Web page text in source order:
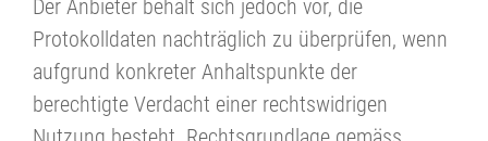
Der Anbieter behält sich jedoch vor, die
Protokolldaten nachträglich zu überprüfen, wenn
aufgrund konkreter Anhaltspunkte der
berechtigte Verdacht einer rechtswidrigen